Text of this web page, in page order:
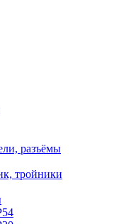
разъёмы
тройники